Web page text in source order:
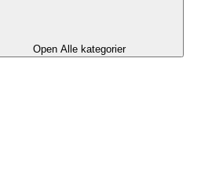
Open Alle kategorier